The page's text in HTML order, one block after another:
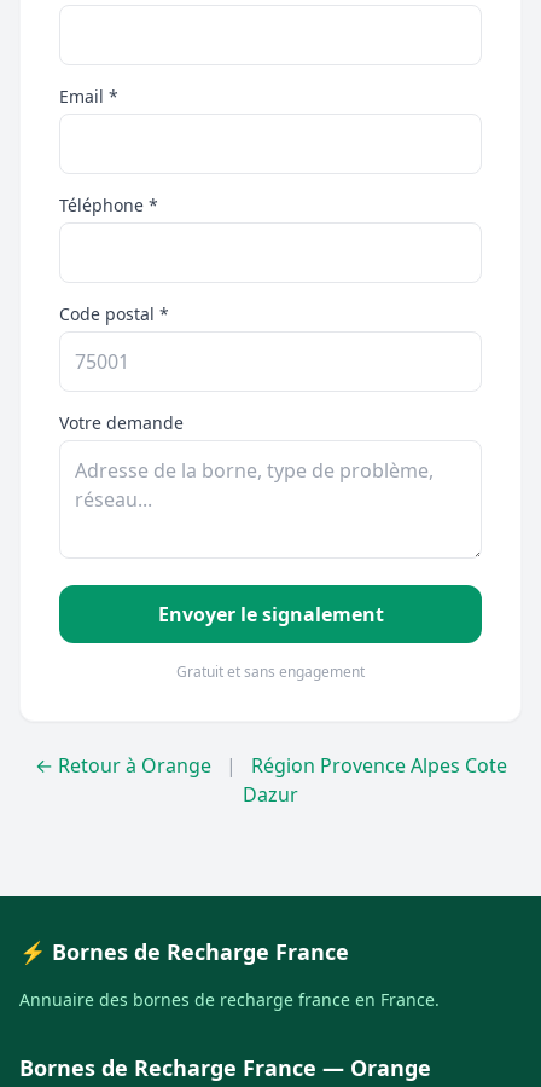
Email *
Téléphone *
Code postal *
Votre demande
Envoyer le signalement
Gratuit et sans engagement
← Retour à Orange |
Région Provence Alpes Cote
Dazur
⚡ Bornes de Recharge France
Annuaire des bornes de recharge france en France.
Bornes de Recharge France — Orange